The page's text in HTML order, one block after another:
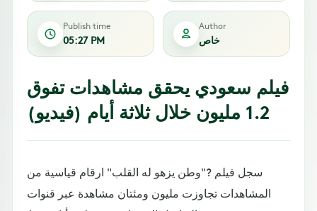
Publish time
05:27 PM
Author
خاص
فيلم سعودي يحقق مشاهدات تفوق
1.2 مليون خلال ثلاثة أيام (فيديو)
سجل فيلم ?"وطن يزهو له القلب" ارقام قياسية من
المشاهدات تجاوزت مليون ومئتان مشاهدة عبر قنوات